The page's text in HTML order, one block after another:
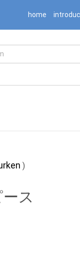
d2/76/52236976/
home
)
ス